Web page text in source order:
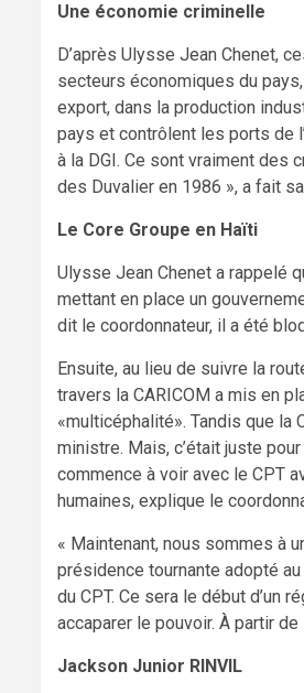
Une économie criminelle
D’après Ulysse Jean Chenet,
secteurs économiques du
export, dans la production
pays et contrôlent les ports de
à la DGI. Ce sont vraiment des
des Duvalier en 1986 », a fait
Le Core Groupe en Haïti
Ulysse Jean Chenet a rappelé
mettant en place un
dit le coordonnateur, il a été
Ensuite, au lieu de suivre la
travers la CARICOM a mis en
«multicéphalité». Tandis que la
ministre. Mais, c’était juste
commence à voir avec le CPT
humaines, explique le
« Maintenant, nous sommes à
présidence tournante adopté
du CPT. Ce sera le début d’un
accaparer le pouvoir. À partir
Jackson Junior RINVIL